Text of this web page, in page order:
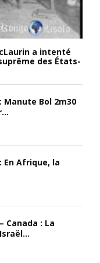
a intenté
des États-
Manute Bol 2m30
En Afrique, la
Canada : La